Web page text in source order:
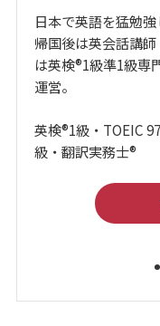
日本で英語を猛勉
帰国後は英会話講
は英検®1級準1級専
運営。
英検®1級・TOEIC
級・翻訳実務士®